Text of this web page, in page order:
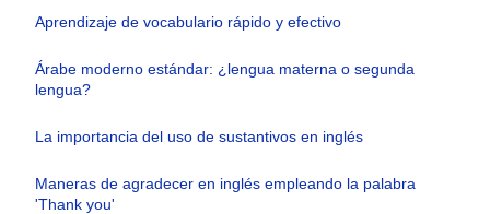
Aprendizaje de vocabulario rápido y efectivo
Árabe moderno estándar: ¿lengua materna o segunda
lengua?
La importancia del uso de sustantivos en inglés
Maneras de agradecer en inglés empleando la palabra
'Thank you'